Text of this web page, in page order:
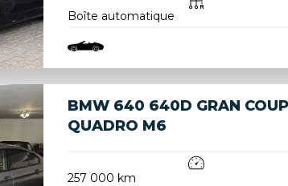
Boîte automatique
BMW 640 640D GRAN
QUADRO M6
257 000 km